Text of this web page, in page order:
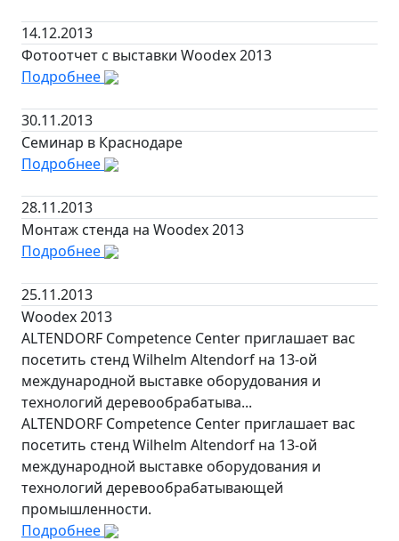
14.12.2013
Фотоотчет с выставки Woodex 2013
Подробнее
30.11.2013
Семинар в Краснодаре
Подробнее
28.11.2013
Монтаж стенда на Woodex 2013
Подробнее
25.11.2013
Woodex 2013
ALTENDORF Competence Center приглашает вас
посетить стенд Wilhelm Altendorf на 13-ой
международной выставке оборудования и
технологий деревообрабатыва...
ALTENDORF Competence Center приглашает вас
посетить стенд Wilhelm Altendorf на 13-ой
международной выставке оборудования и
технологий деревообрабатывающей
промышленности.
Подробнее